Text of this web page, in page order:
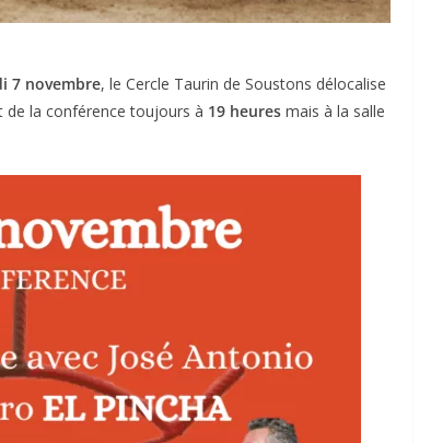
7 novembre, le Cercle Taurin de Soustons délocalise
de la conférence toujours à 19 heures mais à la salle